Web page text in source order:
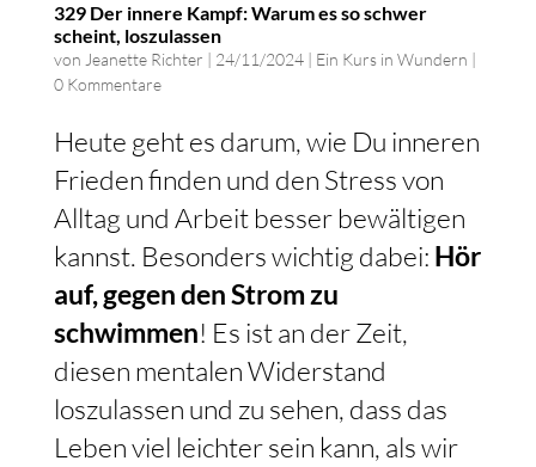
329 Der innere Kampf: Warum es so schwer
scheint, loszulassen
von Jeanette Richter | 24/11/2024| Ein Kurs in Wundern |
0 Kommentare
Heute geht es darum, wie Du inneren
Frieden finden und den Stress von
Alltag und Arbeit besser bewältigen
kannst. Besonders wichtig dabei: Hör
auf, gegen den Strom zu
schwimmen! Es ist an der Zeit,
diesen mentalen Widerstand
loszulassen und zu sehen, dass das
Leben viel leichter sein kann, als wir